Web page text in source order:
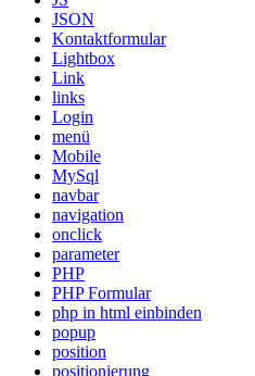
JSON
Kontaktformular
Lightbox
Link
links
Login
menü
Mobile
MySql
navbar
navigation
onclick
parameter
PHP
PHP Formular
php in html einbinden
popup
position
positionierung